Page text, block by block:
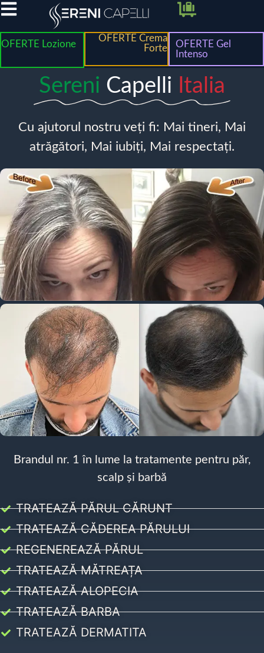
OFERTE Lozione
OFERTE Crema
Forte
OFERTE Gel
Intenso
Sereni Capelli Italia
Cu ajutorul nostru veți fi: Mai tineri, Mai
atrăgători, Mai iubiți, Mai respectați.
Brandul nr. 1 în lume la tratamente pentru păr,
scalp și barbă
TRATEAZĂ PĂRUL CĂRUNT
TRATEAZĂ CĂDEREA PĂRULUI
REGENEREAZĂ PĂRUL
TRATEAZĂ MĂTREAȚA
TRATEAZĂ ALOPECIA
TRATEAZĂ BARBA
TRATEAZĂ DERMATITA